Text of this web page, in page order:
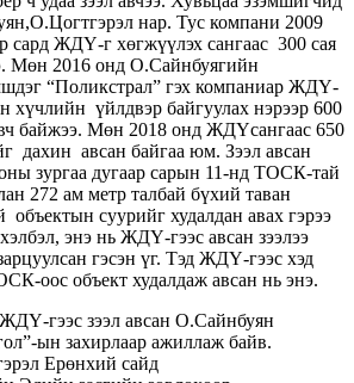
нар. Тус компани 2009
сард ЖДҮ-г хөгжүүлэх сангаас 300 сая
Мөн 2016 онд О.Сайнбуягийн
“Поликстрал” гэх компаниар ЖДҮ-
хүчлийн үйлдвэр байгуулах нэрээр 600
байжээ. Мөн 2018 онд ЖДҮсангаас 650
дахин авсан байгаа юм. Зээл авсан
зургаа дугаар сарын 11-нд ТОСК-тай
272 ам метр талбай бүхий таван
объектын суурийг худалдан авах гэрээ
энэ нь ЖДҮ-гээс авсан зээлээ
гэсэн үг. Тэд ЖДҮ-гээс хэд
оос объект худалдаж авсан нь энэ.
гээс зээл авсан О.Сайнбуян
ын захирлаар ажиллаж байв.
Ерөнхий сайд